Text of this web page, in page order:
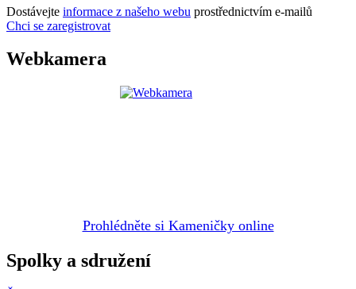
Dostávejte informace z našeho webu prostřednictvím e-mailů
Chci se zaregistrovat
Webkamera
Prohlédněte si Kameničky online
Spolky a sdružení